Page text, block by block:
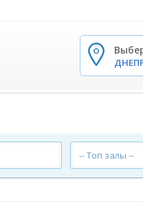
-- Топ залы --